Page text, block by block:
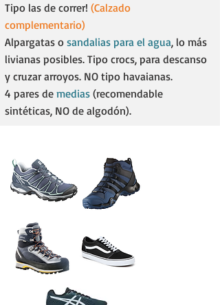
Tipo las de correr! (Calzado
complementario)
Alpargatas o sandalias para el agua, lo más
livianas posibles. Tipo crocs, para descanso
y cruzar arroyos. NO tipo havaianas.
4 pares de medias (recomendable
sintéticas, NO de algodón).